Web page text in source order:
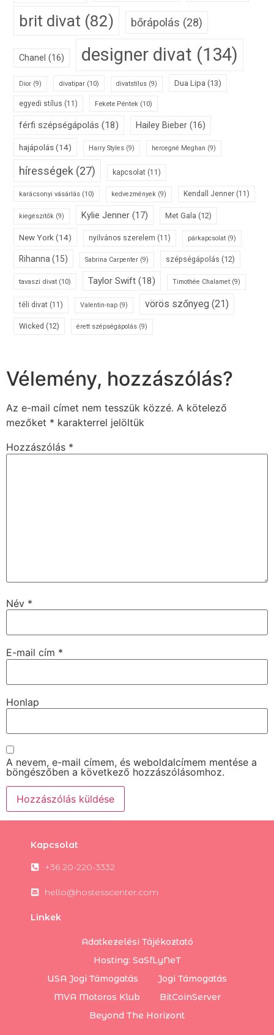
brit divat (82) bőrápolás (28)
Chanel (16) designer divat (134)
Dior (9) divatipar (10) divatstílus (9) Dua Lipa (13)
egyedi stílus (11) Fekete Péntek (10)
férfi szépségápolás (18) Hailey Bieber (16)
hajápolás(14) Harry Styles (9) hercegné Meghan (9)
hírességek (27) kapcsolat (11)
karácsonyi vásárlás (10) kedvezmények (9) Kendall Jenner (11)
kiegészítők (9) Kylie Jenner (17) Met Gala (12)
New York(14) nyilvános szerelem (11) párkapcsolat (9)
Rihanna(15) Sabrina Carpenter (9) szépségápolás (12)
tavaszi divat (10) Taylor Swift (18) Timothée Chalamet (9)
téli divat (11) Valentin-nap (9) vörös szőnyeg (21)
Wicked (12) érett szépségápolás (9)
Vélemény, hozzászólás?
Az e-mail címet nem tesszük közzé. A kötelező
mezőket * karakterrel jelöltük
Hozzászólás *
Név *
E-mail cím *
Honlap
A nevem, e-mail címem, és weboldalcímem mentése a
böngészőben a következő hozzászólásomhoz.
Kapcsolat
+36 20-220-3332
hello@hostesscenter.com
Linkek
Adatkezelési Tájékoztató
Hosting: SaSfLyNeT
USA Jogi Támogatás
Jogi Támogatás
MVA Motoros Klub
BitCoinServer
Beyond The Horizont